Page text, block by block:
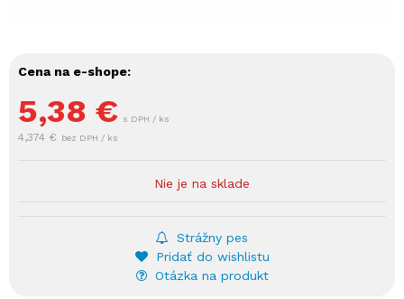
Cena na e-shope:
5,38 € s DPH / ks
4,374 € bez DPH / ks
Nie je na sklade
Strážny pes
Pridať do wishlistu
Otázka na produkt